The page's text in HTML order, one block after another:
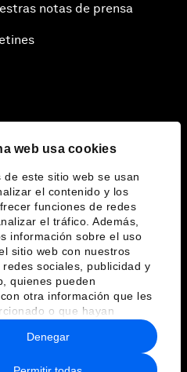
web usa cookies
de este sitio web se usan
el contenido y los
funciones de redes
el tráfico. Además,
información sobre el uso
sitio web con nuestros
sociales, publicidad y
quienes pueden
otra información que les
o que hayan
partir del uso que haya
servicios.
Denegar
notas de prensa
y normas de uso